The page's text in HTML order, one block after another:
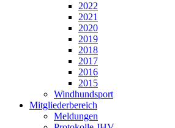
2022
2021
2020
2019
2018
2017
2016
2015
Windhundsport
Mitgliederbereich
Meldungen